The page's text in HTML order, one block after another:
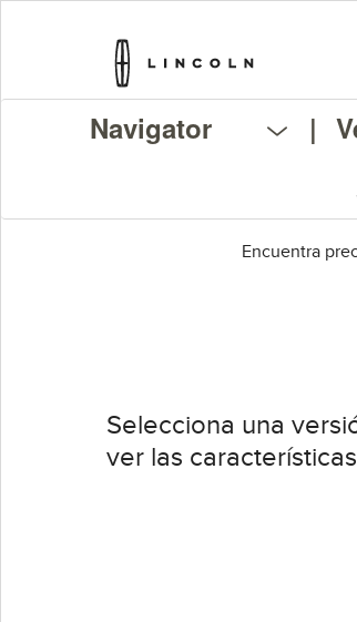
Navigator |
Encuentra
Selecciona una
ver las